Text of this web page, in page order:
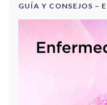
GUÍA Y CONSEJOS –